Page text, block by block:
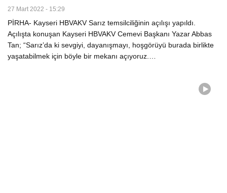
27 Mart 2022 - 15:29
PİRHA- Kayseri HBVAKV Sarız temsilciliğinin açılışı yapıldı.
Açılışta konuşan Kayseri HBVAKV Cemevi Başkanı Yazar Abbas
Tan; “Sarız’da ki sevgiyi, dayanışmayı, hoşgörüyü burada birlikte
yaşatabilmek için böyle bir mekanı açıyoruz.…